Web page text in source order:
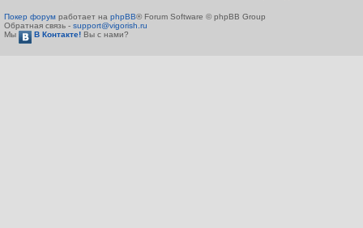
Покер форум работает на phpBB® Forum Software © phpBB Group
Обратная связь - support@vigorish.ru
Мы
В Контакте! Вы с нами?